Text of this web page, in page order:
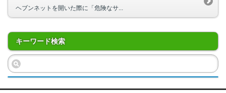
ヘブンネットを開いた際に「危険なサ...
キーワード検索